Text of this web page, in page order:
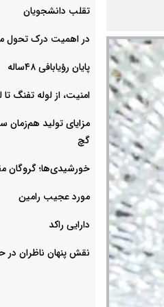
‌تقلب دانشجویان
در اهمیت درک تحول
پایان رؤیابافی ۴۸ساله
امنیت، از لوله تفنگ تا
مزایای تولید هم‌زمان
گچ
خورشیدی‌ها؛ گروگان
مورد عجیب رامین
دارایی راکد
نقش پنهان ناظران در